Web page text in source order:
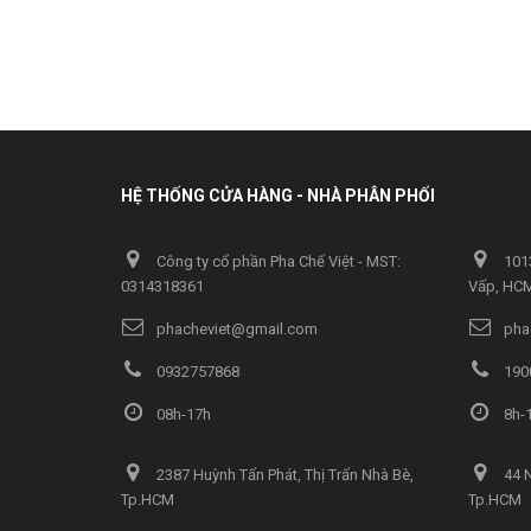
HỆ THỐNG CỬA HÀNG - NHÀ PHÂN PHỐI
Công ty cổ phần Pha Chế Việt - MST:
0314318361
phacheviet@gmail.com
0932757868
08h-17h
Vấp,
8h-
2387 Huỳnh Tấn Phát, Thị Trấn Nhà Bè,
Tp.HCM
44
Tp.HCM